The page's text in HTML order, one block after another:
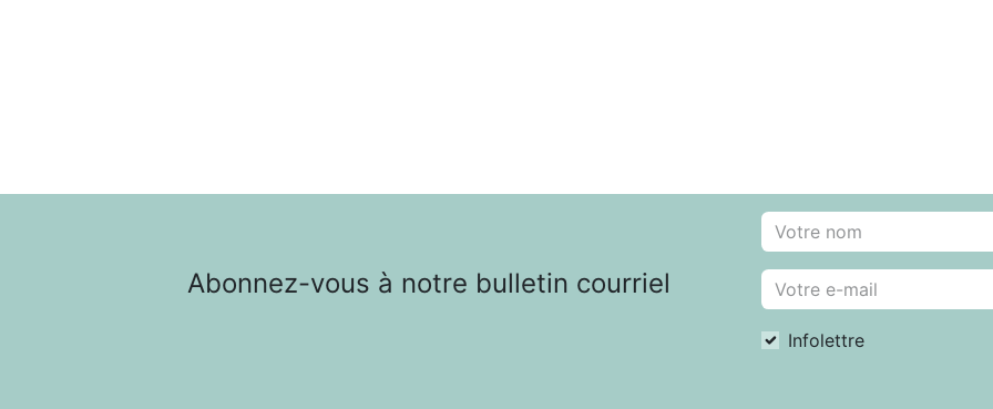
Abonnez-vous à notre bulletin courriel
Infolettre